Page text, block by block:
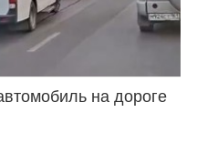
на дороге